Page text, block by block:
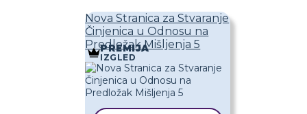
Nova Stranica za Stvaranje
Činjenica u Odnosu na
Predložak Mišljenja 5
PREMIJA
IZGLED